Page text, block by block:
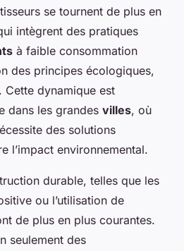
se tournent de plus en
intègrent des pratiques
à faible consommation
des principes écologiques,
Cette dynamique est
dans les grandes villes, où
des solutions
l’impact environnemental.
durable, telles que les
ou l’utilisation de
de plus en plus courantes.
seulement des